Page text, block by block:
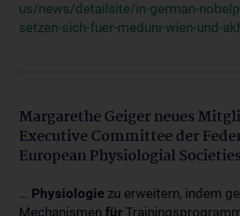
us/news/detailsite/in-german-
setzen-sich-fuer-meduni-wien-und-
Margarethe Geiger neues
Executive Committee der
European Physiologial
... Physiologie zu erweitern, indem
Mechanismen für